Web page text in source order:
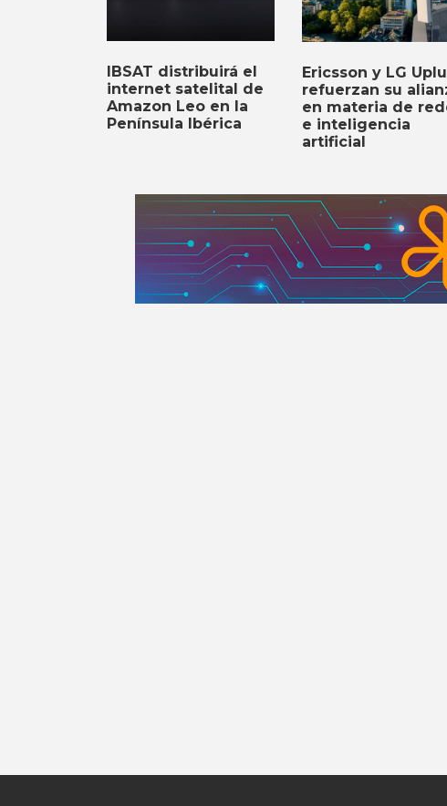
IBSAT distribuirá el
internet satelital de
Amazon Leo en la
Península Ibérica
Ericsson y LG
refuerzan su
en materia de
e inteligencia
artificial